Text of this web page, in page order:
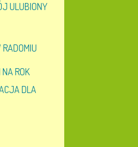
ULUBIONY
ROK
DLA